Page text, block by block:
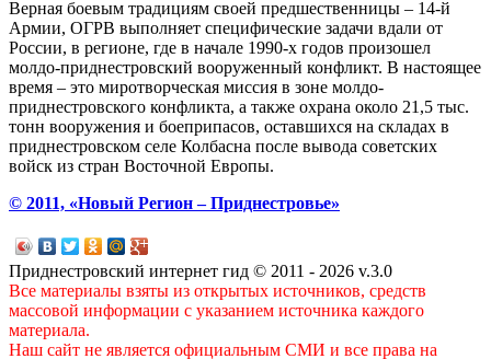
Верная боевым традициям своей предшественницы – 14-й
Армии, ОГРВ выполняет специфические задачи вдали от
России, в регионе, где в начале 1990-х годов произошел
молдо-приднестровский вооруженный конфликт. В настоящее
время – это миротворческая миссия в зоне молдо-
приднестровского конфликта, а также охрана около 21,5 тыс.
тонн вооружения и боеприпасов, оставшихся на складах в
приднестровском селе Колбасна после вывода советских
войск из стран Восточной Европы.
© 2011, «Новый Регион – Приднестровье»
Приднестровский интернет гид © 2011 - 2026 v.3.0
Все материалы взяты из открытых источников, средств
массовой информации с указанием источника каждого
материала.
Наш сайт не является официальным СМИ и все права на